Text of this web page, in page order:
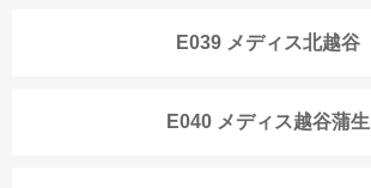
E039 メディス北越谷
E040 メディス越谷蒲生